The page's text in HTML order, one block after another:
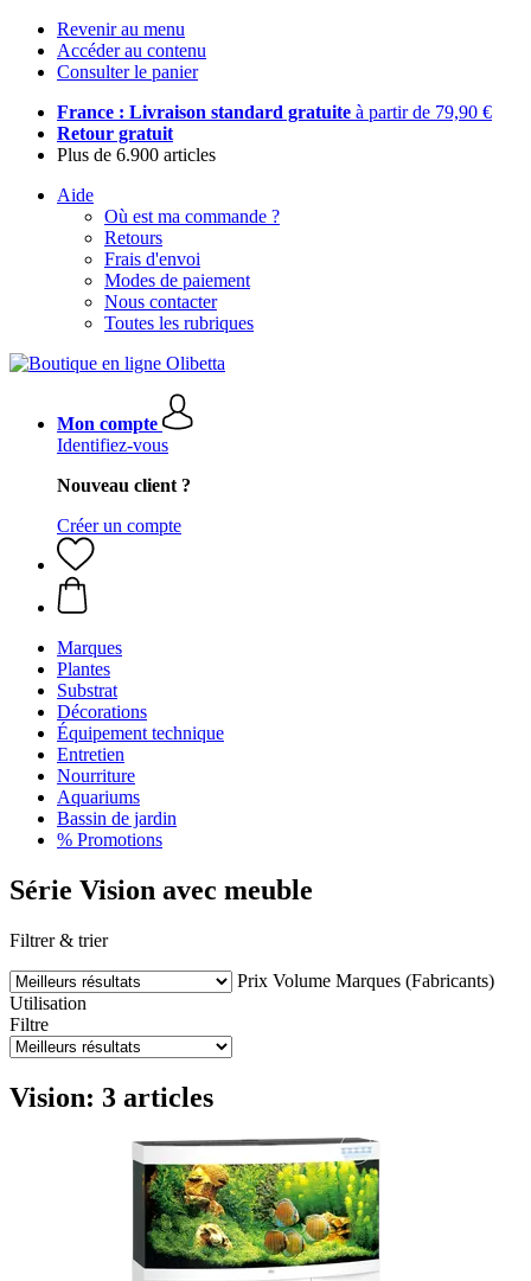
Revenir au menu
Accéder au contenu
Consulter le panier
France : Livraison standard gratuite à partir de 79,90 €
Retour gratuit
Plus de 6.900 articles
Aide
Où est ma commande ?
Retours
Frais d'envoi
Modes de paiement
Nous contacter
Toutes les rubriques
Mon compte
Identifiez-vous
Nouveau client ?
Créer un compte
Marques
Plantes
Substrat
Décorations
Équipement technique
Entretien
Nourriture
Aquariums
Bassin de jardin
% Promotions
Série Vision avec meuble
Filtrer & trier
Prix Volume Marques (Fabricants)
Utilisation
Filtre
Vision: 3 articles